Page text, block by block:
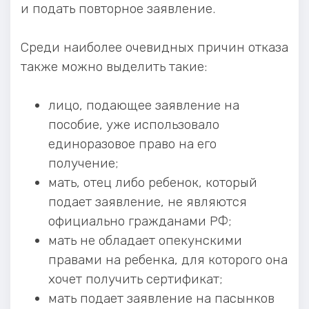
и подать повторное заявление.
Среди наиболее очевидных причин отказа
также можно выделить такие:
лицо, подающее заявление на
пособие, уже использовало
единоразовое право на его
получение;
мать, отец либо ребенок, который
подает заявление, не являются
официально гражданами РФ;
мать не обладает опекунскими
правами на ребенка, для которого она
хочет получить сертификат;
мать подает заявление на пасынков